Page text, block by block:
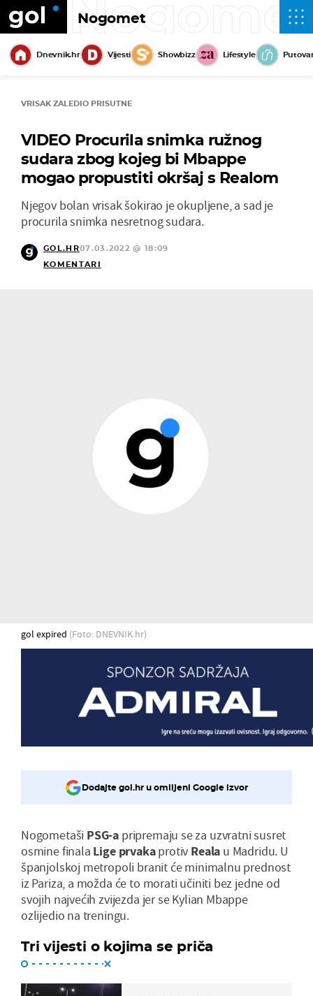
Nogomet
Dnevnik.hr Vijesti Showbizz Lifestyle
VRISAK ZALEDIO PRISUTNE
VIDEO Procurila snimka ružnog
sudara zbog kojeg bi Mbappe
mogao propustiti okršaj s Realom
Njegov bolan vrisak šokirao je okupljene, a sad je
procurila snimka nesretnog sudara.
GOL.HR07.03.2022 @ 18:09
KOMENTARI
gol expired (Foto: DNEVNIK.hr)
Dodajte gol.hr u omiljeni Google izvor
Nogometaši PSG-a pripremaju se za uzvratni susret
osmine finala Lige prvakaprotiv Reala u Madridu. U
španjolskoj metropoli branit će minimalnu prednost
iz Pariza, a možda će to morati učiniti bez jedne od
svojih najvećih zvijezda jer se Kylian Mbappe
ozlijedio na treningu.
Tri vijesti o kojima se priča